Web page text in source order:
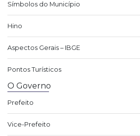
Símbolos do Município
Hino
Aspectos Gerais – IBGE
Pontos Turísticos
O Governo
Prefeito
Vice-Prefeito